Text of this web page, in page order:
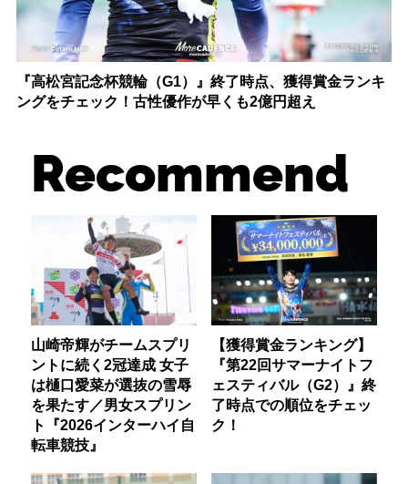
『高松宮記念杯競輪（G1）』終了時点、獲得賞金ランキ
ングをチェック！古性優作が早くも2億円超え
Recommend
山崎帝輝がチームスプリ
ントに続く2冠達成 女子
は樋口愛菜が選抜の雪辱
を果たす／男女スプリン
ト『2026インターハイ自
転車競技』
【獲得賞金ランキング】
『第22回サマーナイトフ
ェスティバル（G2）』終
了時点での順位をチェッ
ク！